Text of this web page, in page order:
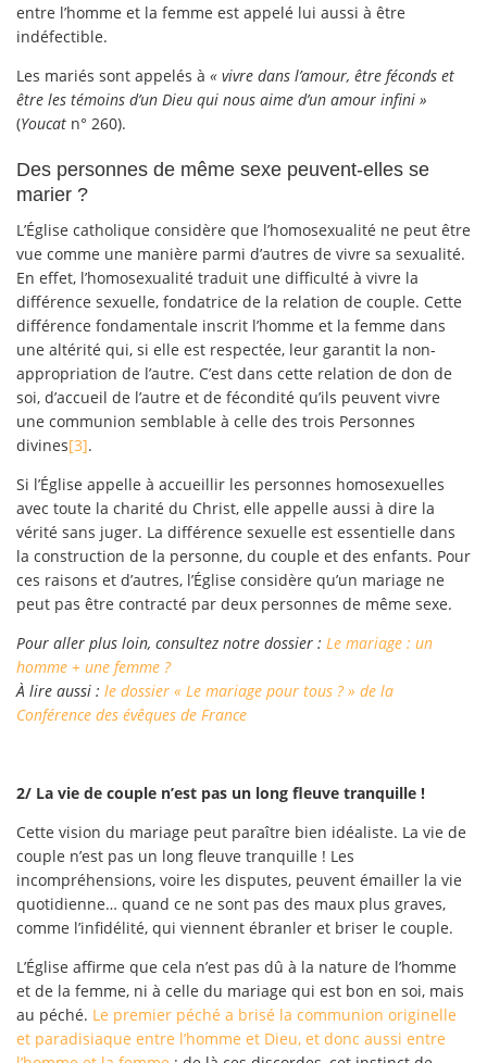
entre l’homme et la femme est appelé lui aussi à être
indéfectible.
Les mariés sont appelés à « vivre dans l’amour, être féconds et
être les témoins d’un Dieu qui nous aime d’un amour infini »
(Youcat n° 260).
Des personnes de même sexe peuvent-elles se
marier ?
L’Église catholique considère que l’homosexualité ne peut être
vue comme une manière parmi d’autres de vivre sa sexualité.
En effet, l’homosexualité traduit une difficulté à vivre la
différence sexuelle, fondatrice de la relation de couple. Cette
différence fondamentale inscrit l’homme et la femme dans
une altérité qui, si elle est respectée, leur garantit la non-
appropriation de l’autre. C’est dans cette relation de don de
soi, d’accueil de l’autre et de fécondité qu’ils peuvent vivre
une communion semblable à celle des trois Personnes
divines[3].
Si l’Église appelle à accueillir les personnes homosexuelles
avec toute la charité du Christ, elle appelle aussi à dire la
vérité sans juger. La différence sexuelle est essentielle dans
la construction de la personne, du couple et des enfants. Pour
ces raisons et d’autres, l’Église considère qu’un mariage ne
peut pas être contracté par deux personnes de même sexe.
Pour aller plus loin, consultez notre dossier : Le mariage : un
homme + une femme ?
À lire aussi : le dossier « Le mariage pour tous ? » de la
Conférence des évêques de France
2/ La vie de couple n’est pas un long fleuve tranquille !
Cette vision du mariage peut paraître bien idéaliste. La vie de
couple n’est pas un long fleuve tranquille ! Les
incompréhensions, voire les disputes, peuvent émailler la vie
quotidienne… quand ce ne sont pas des maux plus graves,
comme l’infidélité, qui viennent ébranler et briser le couple.
L’Église affirme que cela n’est pas dû à la nature de l’homme
et de la femme, ni à celle du mariage qui est bon en soi, mais
au péché. Le premier péché a brisé la communion originelle
et paradisiaque entre l’homme et Dieu, et donc aussi entre